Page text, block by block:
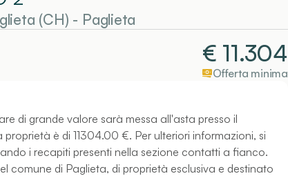
(CH) - Paglieta
€ 11.304
Offerta minima
di grande valore sarà messa all'asta presso il
è di 11304.00 €. Per ulteriori informazioni, si
i recapiti presenti nella sezione contatti a fianco.
comune di Paglieta, di proprietà esclusiva e destinato